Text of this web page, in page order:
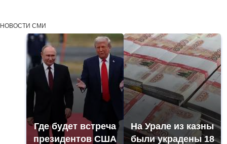
НОВОСТИ СМИ
Где будет встреча
президентов США
На Урале из казны
были украдены 18